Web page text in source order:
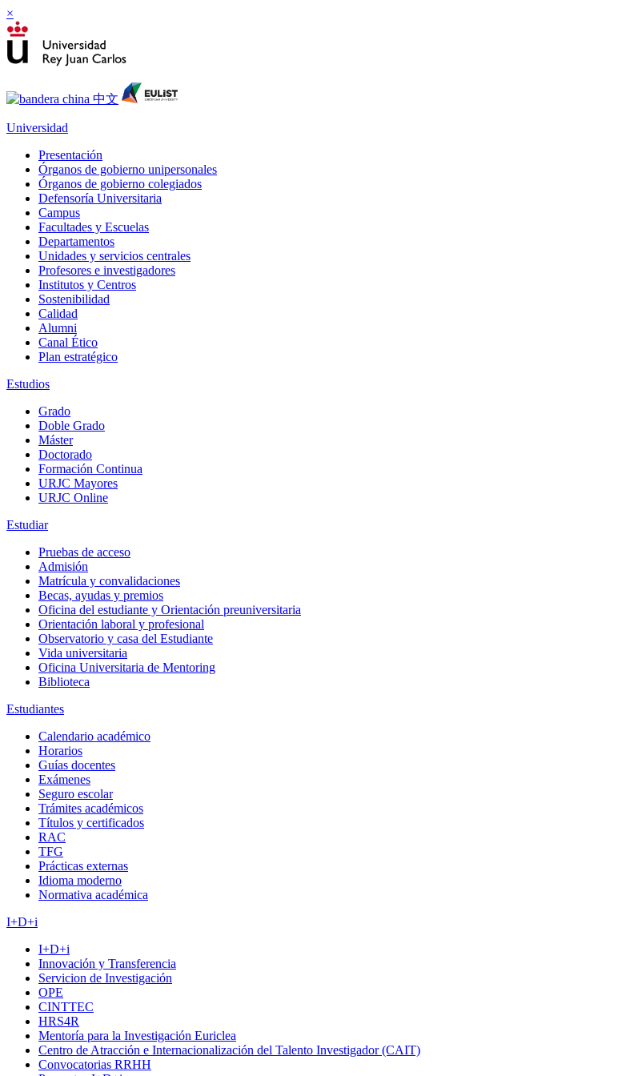
×
Universidad
Presentación
Órganos de gobierno unipersonales
Órganos de gobierno colegiados
Defensoría Universitaria
Campus
Facultades y Escuelas
Departamentos
Unidades y servicios centrales
Profesores e investigadores
Institutos y Centros
Sostenibilidad
Calidad
Alumni
Canal Ético
Plan estratégico
Estudios
Grado
Doble Grado
Máster
Doctorado
Formación Continua
URJC Mayores
URJC Online
Estudiar
Pruebas de acceso
Admisión
Matrícula y convalidaciones
Becas, ayudas y premios
Oficina del estudiante y Orientación preuniversitaria
Orientación laboral y profesional
Observatorio y casa del Estudiante
Vida universitaria
Oficina Universitaria de Mentoring
Biblioteca
Estudiantes
Calendario académico
Horarios
Guías docentes
Exámenes
Seguro escolar
Trámites académicos
Títulos y certificados
RAC
TFG
Prácticas externas
Idioma moderno
Normativa académica
I+D+i
I+D+i
Innovación y Transferencia
Servicion de Investigación
OPE
CINTTEC
HRS4R
Mentoría para la Investigación Euriclea
Centro de Atracción e Internacionalización del Talento Investigador (CAIT)
Convocatorias RRHH